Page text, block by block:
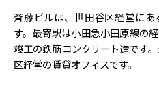
斉藤ビルは、世田谷区経堂に
す。最寄駅は小田急小田原線の
竣工の鉄筋コンクリート造です
区経堂の賃貸オフィスです。